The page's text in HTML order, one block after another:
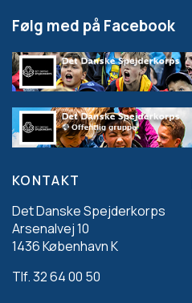
Følg med på Facebook
KONTAKT
Det Danske Spejderkorps
Arsenalvej 10
1436 København K
Tlf. 32 64 00 50
Footer